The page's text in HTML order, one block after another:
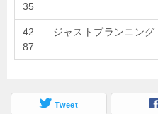
35
42
87
ジャストプランニング
Tweet